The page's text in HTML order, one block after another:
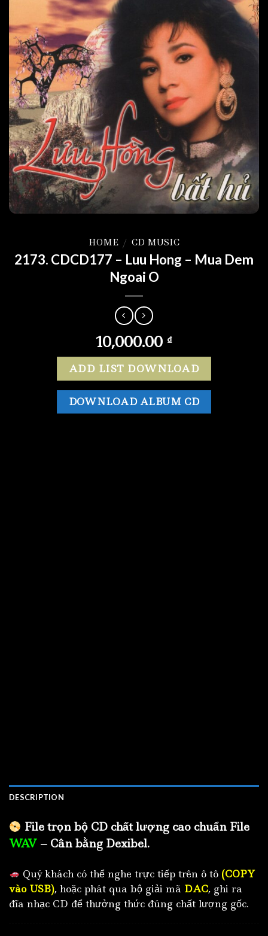
HOME / CD MUSIC
2173. CDCD177 – Luu Hong – Mua Dem
Ngoai O
10,000.00 ₫
ADD LIST DOWNLOAD
DOWNLOAD ALBUM CD
DESCRIPTION
File trọn bộ CD chất lượng cao chuẩn File
WAV – Cân bằng Dexibel.
Quý khách có thể nghe trực tiếp trên ô tô (COPY
vào USB), hoặc phát qua bộ giải mã DAC, ghi ra
đĩa nhạc CD để thưởng thức đúng chất lượng gốc.